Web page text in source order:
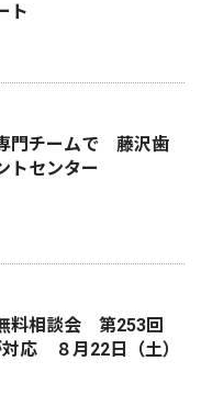
ト
門チームで 藤沢歯
トセンター
料相談会 第253回
応 ８月22日（土）